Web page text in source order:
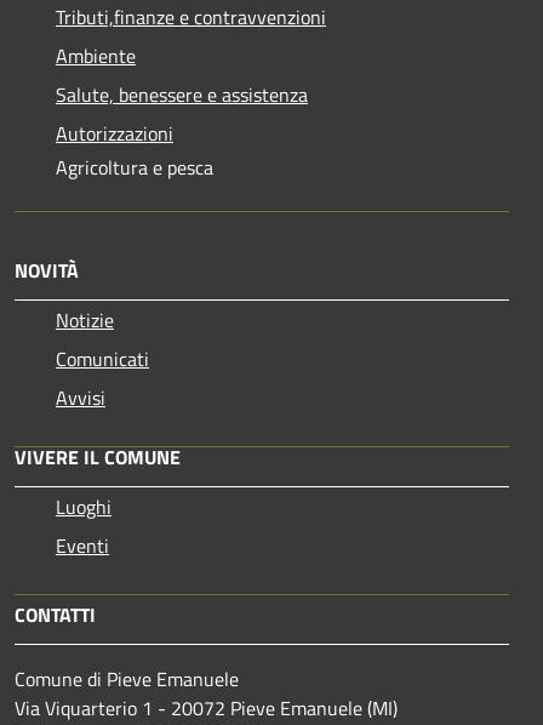
Tributi,finanze e contravvenzioni
Ambiente
Salute, benessere e assistenza
Autorizzazioni
Agricoltura e pesca
NOVITÀ
Notizie
Comunicati
Avvisi
VIVERE IL COMUNE
Luoghi
Eventi
CONTATTI
Comune di Pieve Emanuele
Via Viquarterio 1 - 20072 Pieve Emanuele (MI)